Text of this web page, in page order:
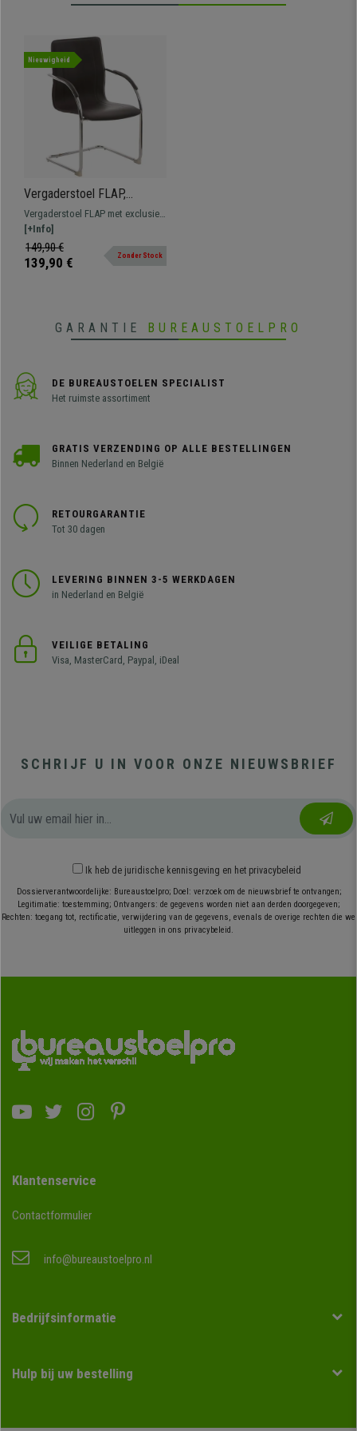
Nieuwigheid
Vergaderstoel FLAP,
Metalen frame, Elegant en
Modern Ontwerp, Bruin
Leder
Vergaderstoel FLAP met exclusief
modern design. Comfortabele
zitting en rugleuning bekleed met
hoogwaardig kunstleder.
[+Info]
149,90 €
139,90 € Zonder Stock
GARANTIE BUREAUSTOELPRO
DE BUREAUSTOELEN SPECIALIST
Het ruimste assortiment
GRATIS VERZENDING OP ALLE BESTELLINGEN
Binnen Nederland en België
RETOURGARANTIE
Tot 30 dagen
LEVERING BINNEN 3-5 WERKDAGEN
in Nederland en België
VEILIGE BETALING
Visa, MasterCard, Paypal, iDeal
SCHRIJF U IN VOOR ONZE NIEUWSBRIEF
Ik heb de juridische kennisgeving en het privacybeleid
Dossierverantwoordelijke: Bureaustoelpro; Doel: verzoek om de nieuwsbrief te ontvangen;
Legitimatie: toestemming; Ontvangers: de gegevens worden niet aan derden doorgegeven;
Rechten: toegang tot, rectificatie, verwijdering van de gegevens, evenals de overige rechten die we
uitleggen in ons privacybeleid.
Klantenservice
Contactformulier
info@bureaustoelpro.nl
Bedrijfsinformatie
Hulp bij uw bestelling